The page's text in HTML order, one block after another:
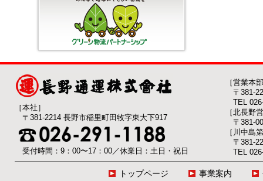
［本社］
〒381-2214 長野市稲里町田牧字東大下917
受付時間：9：00〜17：00／休業日：土日・祝日
［営業本
〒381-
TEL
［北長野
〒381-
［川中島
〒381-
TEL
トップページ 事業案内